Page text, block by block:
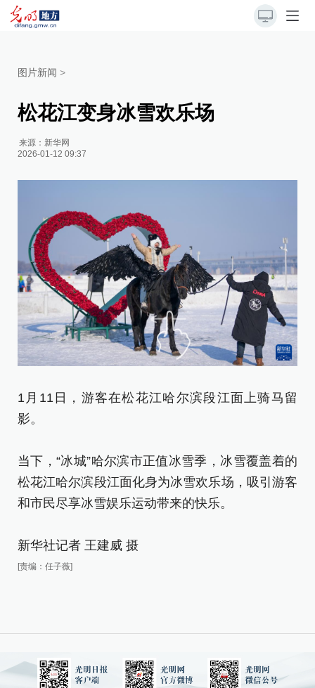
图片新闻 >
松花江变身冰雪欢乐场
来源： 新华网
2026-01-12 09:37
1月11日，游客在松花江哈尔滨段江面上骑马留
影。
当下，“冰城”哈尔滨市正值冰雪季，冰雪覆盖着的
松花江哈尔滨段江面化身为冰雪欢乐场，吸引游客
和市民尽享冰雪娱乐运动带来的快乐。
新华社记者 王建威 摄
[责编：任子薇]